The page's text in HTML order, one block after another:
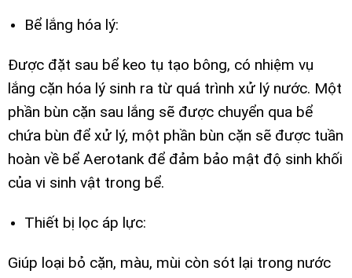
Bể lắng hóa lý:
Được đặt sau bể keo tụ tạo bông, có nhiệm vụ
lắng cặn hóa lý sinh ra từ quá trình xử lý nước. Một
phần bùn cặn sau lắng sẽ được chuyển qua bể
chứa bùn để xử lý, một phần bùn cặn sẽ được tuần
hoàn về bể Aerotank để đảm bảo mật độ sinh khối
của vi sinh vật trong bể.
Thiết bị lọc áp lực:
Giúp loại bỏ cặn, màu, mùi còn sót lại trong nước